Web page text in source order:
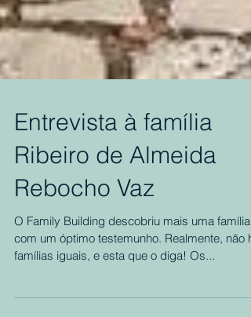
Entrevista à família
Ribeiro de Almeida
Rebocho Vaz
O Family Building descobriu mais uma família
famílias iguais, e esta que o diga! Os...